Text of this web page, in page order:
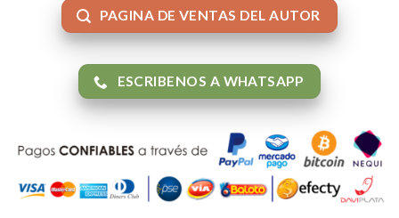
PAGINA DE VENTAS DEL AUTOR
ESCRIBENOS A WHATSAPP